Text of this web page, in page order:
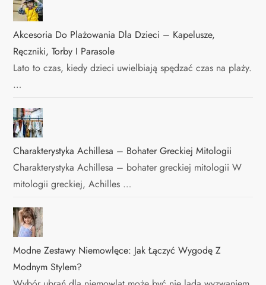
Akcesoria Do Plażowania Dla Dzieci – Kapelusze,
Ręczniki, Torby I Parasole
Lato to czas, kiedy dzieci uwielbiają spędzać czas na plaży.
…
Charakterystyka Achillesa – Bohater Greckiej Mitologii
Charakterystyka Achillesa – bohater greckiej mitologii W
mitologii greckiej, Achilles …
Modne Zestawy Niemowlęce: Jak Łączyć Wygodę Z
Modnym Stylem?